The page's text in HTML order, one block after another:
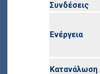
Συνδέσεις
Ενέργεια
Κατανάλωση